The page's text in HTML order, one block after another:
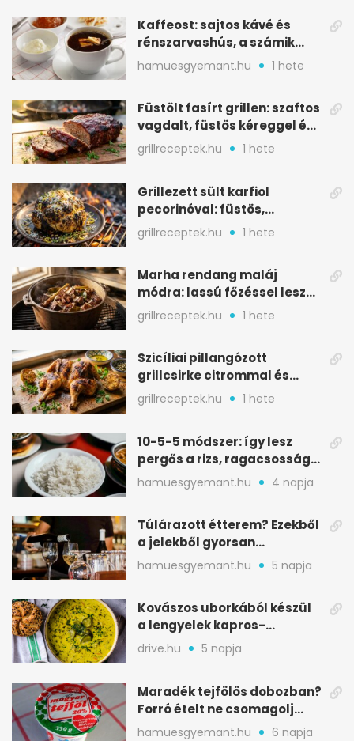
Kaffeost: sajtos kávé és
rénszarvashús, a számik
melegítő itala
hamuesgyemant.hu 1 hete
Füstölt fasírt grillen: szaftos
vagdalt, füstös kéreggel és
BBQ mázzal
grillreceptek.hu 1 hete
Grillezett sült karfiol
pecorinóval: füstös,
karamellizált nyári kedvenc
grillreceptek.hu 1 hete
Marha rendang maláj
módra: lassú főzéssel lesz
igazán szaftos
grillreceptek.hu 1 hete
Szicíliai pillangózott
grillcsirke citrommal és
oregánóval
grillreceptek.hu 1 hete
10-5-5 módszer: így lesz
pergős a rizs, ragacsosság
nélkül
hamuesgyemant.hu 4 napja
Túlárazott étterem? Ezekből
a jelekből gyorsan
észreveheted
hamuesgyemant.hu 5 napja
Kovászos uborkából készül
a lengyelek kapros-
savanykás levese
drive.hu 5 napja
Maradék tejfölös dobozban?
Forró ételt ne csomagolj
ilyen tégelybe
hamuesgyemant.hu 6 napja